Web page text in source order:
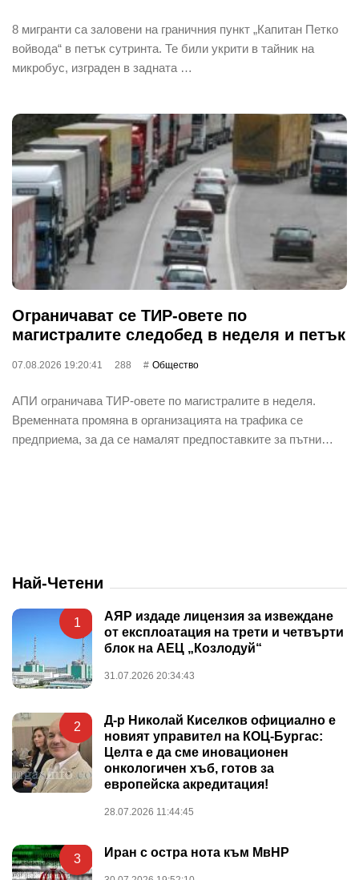
8 мигранти са заловени на граничния пункт „Капитан Петко
войвода“ в петък сутринта. Те били укрити в тайник на
микробус, изграден в задната …
Ограничават се ТИР-овете по
магистралите следобед в неделя и петък
07.08.2026 19:20:41 288 Общество
АПИ ограничава ТИР-овете по магистралите в неделя.
Временната промяна в организацията на трафика се
предприема, за да се намалят предпоставките за пътни…
Най-Четени
1
АЯР издаде лицензия за извеждане
от експлоатация на трети и четвърти
блок на АЕЦ „Козлодуй“
31.07.2026 20:34:43
2
Д-р Николай Киселков официално е
новият управител на КОЦ-Бургас:
Целта е да сме иновационен
онкологичен хъб, готов за
европейска акредитация!
28.07.2026 11:44:45
3 Иран с остра нота към МвНР